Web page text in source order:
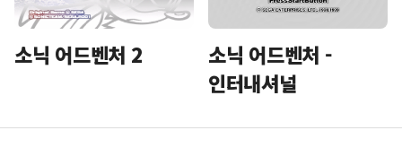
소닉 어드벤처 2
소닉 어드벤처 -
인터내셔널